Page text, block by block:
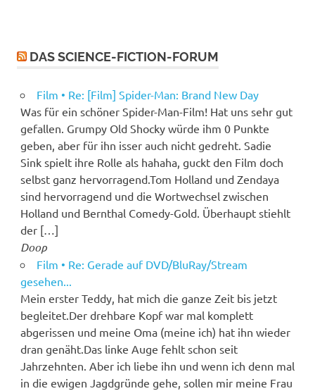
DAS SCIENCE-FICTION-FORUM
Film • Re: [Film] Spider-Man: Brand New Day
Was für ein schöner Spider-Man-Film! Hat uns sehr gut
gefallen. Grumpy Old Shocky würde ihm 0 Punkte
geben, aber für ihn isser auch nicht gedreht. Sadie
Sink spielt ihre Rolle als hahaha, guckt den Film doch
selbst ganz hervorragend.Tom Holland und Zendaya
sind hervorragend und die Wortwechsel zwischen
Holland und Bernthal Comedy-Gold. Überhaupt stiehlt
der […]
Doop
Film • Re: Gerade auf DVD/BluRay/Stream
gesehen...
Mein erster Teddy, hat mich die ganze Zeit bis jetzt
begleitet.Der drehbare Kopf war mal komplett
abgerissen und meine Oma (meine ich) hat ihn wieder
dran genäht.Das linke Auge fehlt schon seit
Jahrzehnten. Aber ich liebe ihn und wenn ich denn mal
in die ewigen Jagdgründe gehe, sollen mir meine Frau